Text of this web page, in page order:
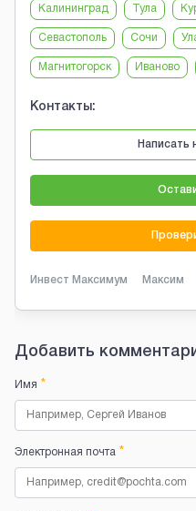
Калининград Тула
Севастополь Сочи
Магнитогорск Иваново
Контакты:
Написать
Инвест Максимум Максим
Добавить
Имя *
Электронная почта *